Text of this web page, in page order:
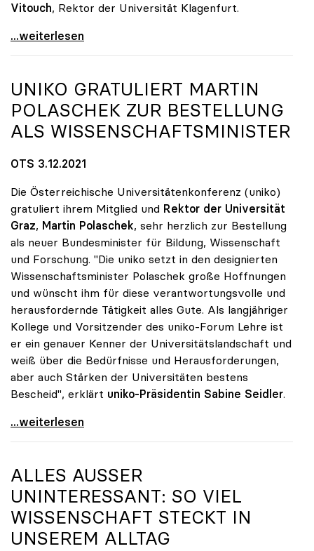
Vitouch, Rektor der Universität Klagenfurt.
Sabine Seidler als uniko-Präsidentin wiedergewählt
...weiterlesen
UNIKO GRATULIERT MARTIN
POLASCHEK ZUR BESTELLUNG
ALS WISSENSCHAFTSMINISTER
OTS 3.12.2021
Die Österreichische Universitätenkonferenz (uniko)
gratuliert ihrem Mitglied und Rektor der Universität
Graz, Martin Polaschek, sehr herzlich zur Bestellung
als neuer Bundesminister für Bildung, Wissenschaft
und Forschung. "Die uniko setzt in den designierten
Wissenschaftsminister Polaschek große Hoffnungen
und wünscht ihm für diese verantwortungsvolle und
herausfordernde Tätigkeit alles Gute. Als langjähriger
Kollege und Vorsitzender des uniko-Forum Lehre ist
er ein genauer Kenner der Universitätslandschaft und
weiß über die Bedürfnisse und Herausforderungen,
aber auch Stärken der Universitäten bestens
Bescheid", erklärt uniko-Präsidentin Sabine Seidler.
uniko gratuliert Martin Polaschek zur Bestellung
...weiterlesen
ALLES AUSSER U
NINTERESSANT: SO VIEL W
ISSENSCHAFT STECKT IN U
NSEREM ALLTAG